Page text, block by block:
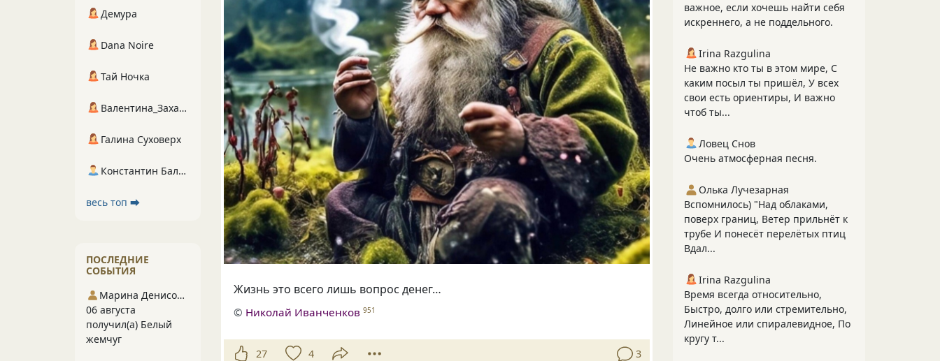
Жизнь это всего лишь вопрос денег…
© Николай Иванченков 951
27 4 3
важное, если хочешь найти себя
искреннего, а не поддельного.
Irina Razgulina
Не важно кто ты в этом мире, С
каким посыл ты пришёл, У всех
свои есть ориентиры, И важно
чтоб ты...
Ловец Снов
Очень атмосферная песня.
Олька Лучезарная
Вспомнилось) "Над облаками,
поверх границ, Ветер прильнёт к
трубе И понесёт перелётых птиц
Вдал...
Irina Razgulina
Время всегда относительно,
Быстро, долго или стремительно,
Линейное или спиралевидное, По
кругу т...
Демура
Dana Noire
Тай Ночка
Валентина_Захарова
Галина Суховерх
Константин Балухта
весь топ ⮕
ПОСЛЕДНИЕ
СОБЫТИЯ
Марина Денисова 5
06 августа
получил(а) Белый
жемчуг